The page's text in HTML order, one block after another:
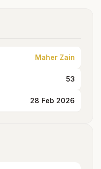
Maher Zain
53
28 Feb 2026